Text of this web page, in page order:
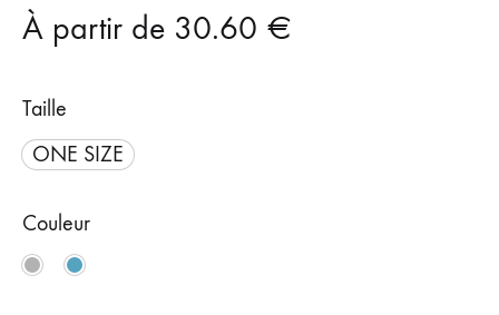
À partir de 30.60 €
Taille
ONE SIZE
Couleur